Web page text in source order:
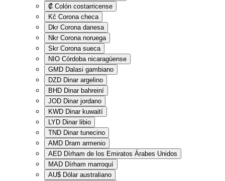
₡ Colón costarricense
Kč Corona checa
Dkr Corona danesa
Nkr Corona noruega
Skr Corona sueca
NIO Córdoba nicaragüense
GMD Dalasi gambiano
DZD Dinar argelino
BHD Dinar bahreiní
JOD Dinar jordano
KWD Dinar kuwaití
LYD Dinar libio
TND Dinar tunecino
AMD Dram armenio
AED Dírham de los Emiratos Árabes Unidos
MAD Dírham marroquí
AU$ Dólar australiano